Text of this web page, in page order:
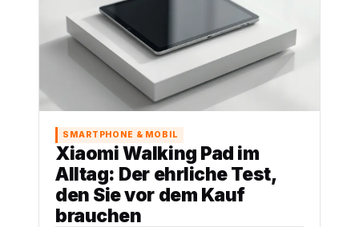
SMARTPHONE & MOBIL
Xiaomi Walking Pad im
Alltag: Der ehrliche Test,
den Sie vor dem Kauf
brauchen